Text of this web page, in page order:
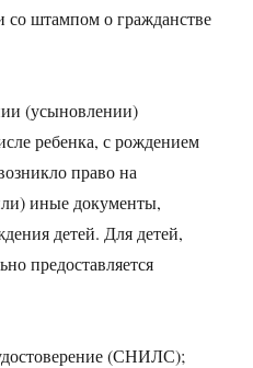
со штампом о гражданстве
(усыновлении)
ребенка, с рождением
право на
иные документы,
детей. Для детей,
предоставляется
(СНИЛС);